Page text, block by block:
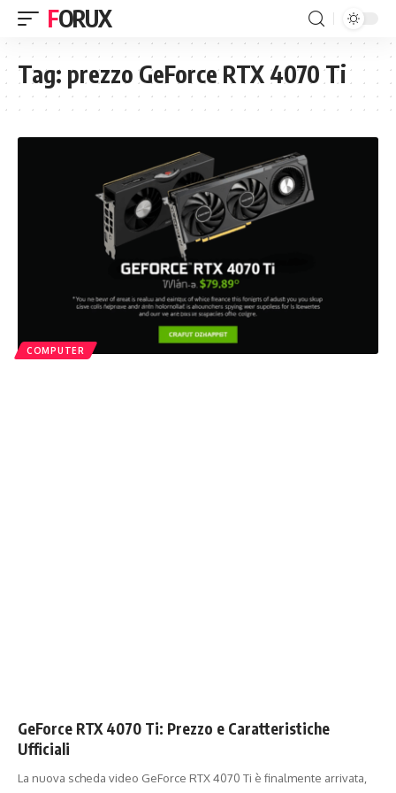
FORUX
Tag: prezzo GeForce RTX 4070 Ti
COMPUTER
GeForce RTX 4070 Ti: Prezzo e Caratteristiche
Ufficiali
La nuova scheda video GeForce RTX 4070 Ti è finalmente arrivata,